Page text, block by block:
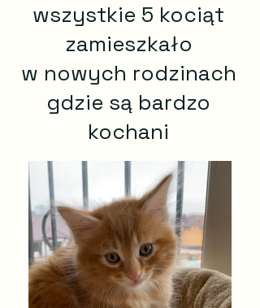
wszystkie 5 kociąt
zamieszkało
w nowych rodzinach
gdzie są bardzo
kochani